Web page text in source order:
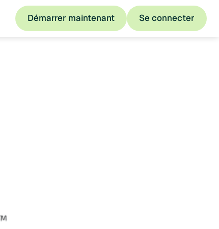
Démarrer maintenant
Démarrer maintenant
Se connecter
Se connecter